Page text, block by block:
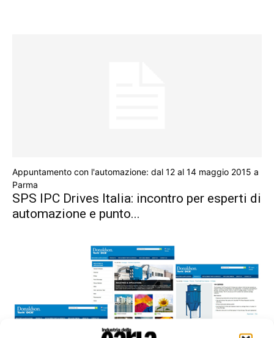
Appuntamento con l'automazione: dal 12 al 14 maggio 2015 a
Parma
SPS IPC Drives Italia: incontro per esperti di
automazione e punto...